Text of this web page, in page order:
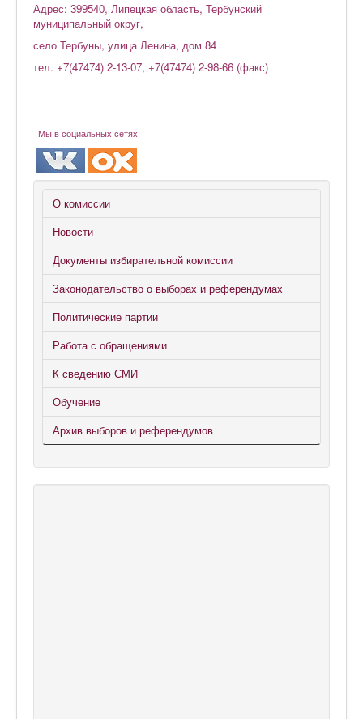
Адрес: 399540, Липецкая область, Тербунский
муниципальный округ,
село Тербуны, улица Ленина, дом 84
тел. +7(47474) 2-13-07, +7(47474) 2-98-66 (факс)
Мы в социальных сетях
О комиссии
Новости
Документы избирательной комиссии
Законодательство о выборах и референдумах
Политические партии
Работа с обращениями
К сведению СМИ
Обучение
Архив выборов и референдумов